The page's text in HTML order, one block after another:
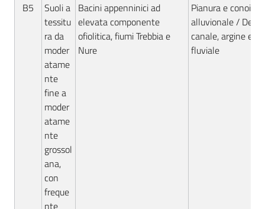
B5
Suoli a
tessitu
ra da
moder
atame
nte
fine a
moder
atame
nte
grossol
ana,
con
freque
Bacini appenninici ad
elevata componente
ofiolitica, fiumi Trebbia e
Nure
Pianura e conoide
alluvionale /
canale, argine e
fluviale